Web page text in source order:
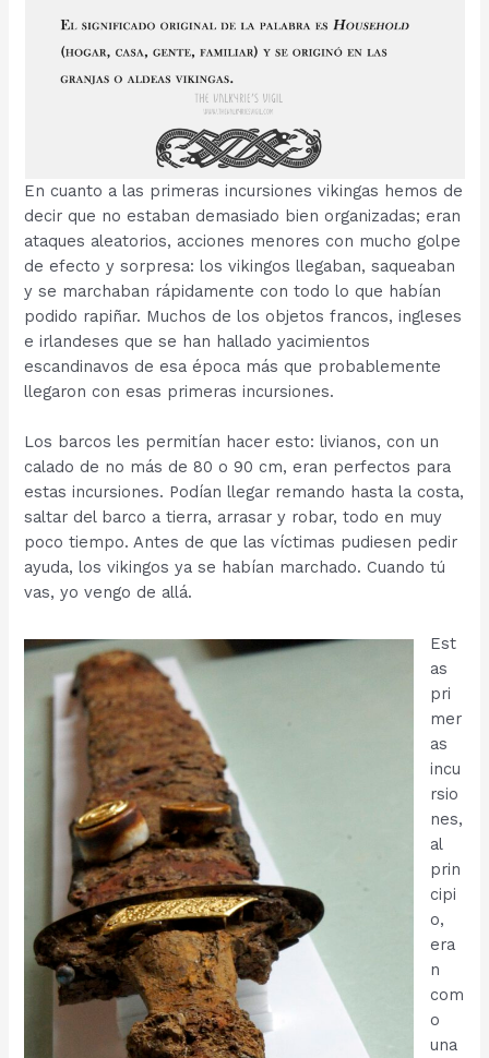
En cuanto a las primeras incursiones vikingas hemos de
decir que no estaban demasiado bien organizadas; eran
ataques aleatorios, acciones menores con mucho golpe
de efecto y sorpresa: los vikingos llegaban, saqueaban
y se marchaban rápidamente con todo lo que habían
podido rapiñar. Muchos de los objetos francos, ingleses
e irlandeses que se han hallado yacimientos
escandinavos de esa época más que probablemente
llegaron con esas primeras incursiones.
Los barcos les permitían hacer esto: livianos, con un
calado de no más de 80 o 90 cm, eran perfectos para
estas incursiones. Podían llegar remando hasta la costa,
saltar del barco a tierra, arrasar y robar, todo en muy
poco tiempo. Antes de que las víctimas pudiesen pedir
ayuda, los vikingos ya se habían marchado. Cuando tú
vas, yo vengo de allá.
Est
as
pri
mer
as
incu
rsio
nes,
al
prin
cipi
o,
era
n
com
o
una